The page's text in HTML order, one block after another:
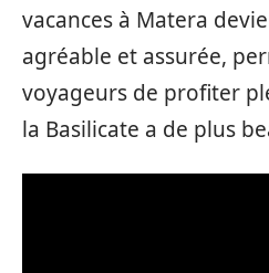
vacances à Matera
agréable et assurée,
voyageurs de profiter
la Basilicate a de plus